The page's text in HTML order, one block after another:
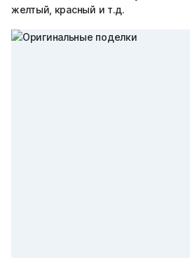
желтый, красный и т.д.